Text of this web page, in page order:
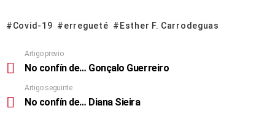
Covid-19 erregueté Esther F. Carrodeguas
Artigo previo
No confín de… Gonçalo Guerreiro
Artigo seguinte
No confín de… Diana Sieira